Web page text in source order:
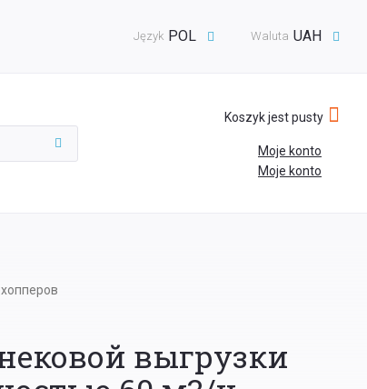
Waluta UAH
Język POL
Koszyk jest pusty
Moje konto
Moje konto
выгрузки